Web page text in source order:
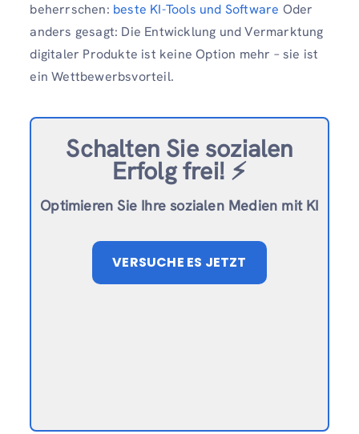
beherrschen: beste KI-Tools und Software Oder
anders gesagt: Die Entwicklung und Vermarktung
digitaler Produkte ist keine Option mehr – sie ist
ein Wettbewerbsvorteil.
Schalten Sie sozialen
Erfolg frei! ⚡️
Optimieren Sie Ihre sozialen Medien mit KI
VERSUCHE ES JETZT